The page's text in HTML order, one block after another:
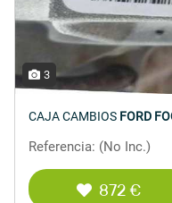
3
CAJA CAMBIOS FORD
Referencia: (No Inc.)
872 €